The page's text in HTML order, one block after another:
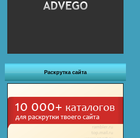
Раскрутка сайта